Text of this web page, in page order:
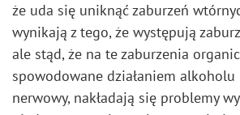
że uda się uniknąć zaburzeń
wynikają z tego, że występują
ale stąd, że na te zaburzenia
spowodowane działaniem alkoholu
nerwowy, nakładają się problemy